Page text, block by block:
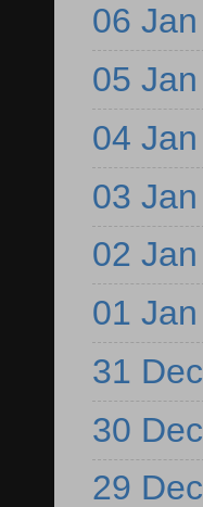
06 Jan
05 Jan
04 Jan
03 Jan
02 Jan
01 Jan
31 Dec
30 Dec
29 Dec